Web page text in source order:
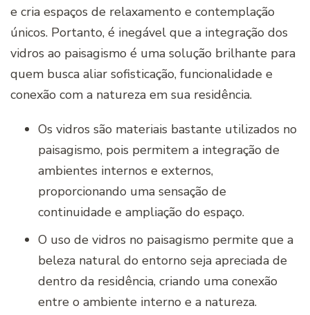
e cria espaços de relaxamento e contemplação
únicos. Portanto, é inegável que a integração dos
vidros ao paisagismo é uma solução brilhante para
quem busca aliar sofisticação, funcionalidade e
conexão com a natureza em sua residência.
Os vidros são materiais bastante utilizados no
paisagismo, pois permitem a integração de
ambientes internos e externos,
proporcionando uma sensação de
continuidade e ampliação do espaço.
O uso de vidros no paisagismo permite que a
beleza natural do entorno seja apreciada de
dentro da residência, criando uma conexão
entre o ambiente interno e a natureza.